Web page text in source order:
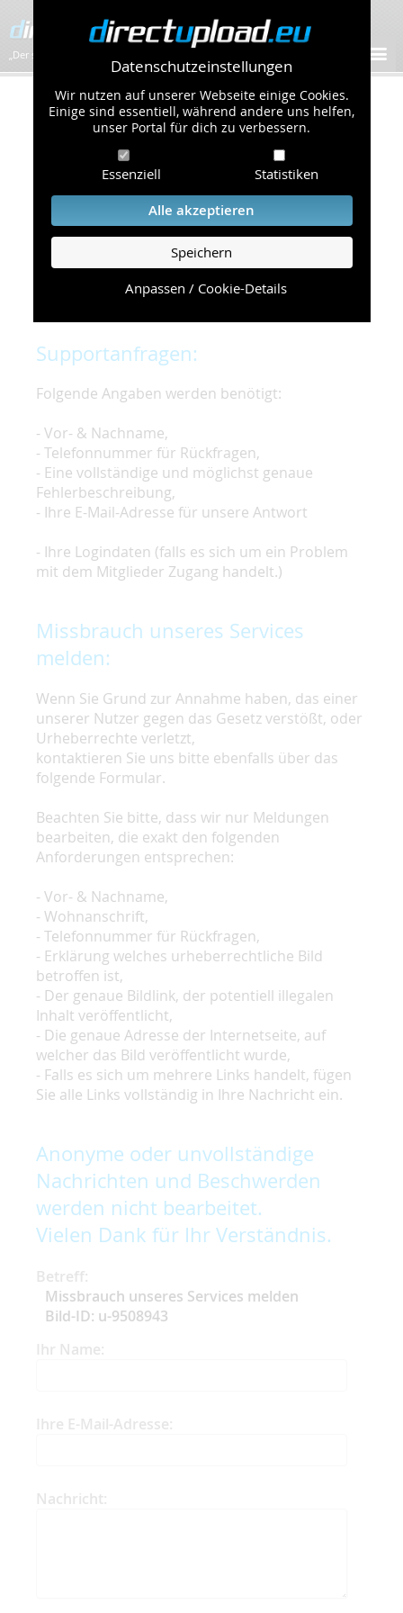
Datenschutzeinstellungen
Wir nutzen auf unserer Webseite einige Cookies.
Einige sind essentiell, während andere uns helfen,
unser Portal für dich zu verbessern.
Essenziell Statistiken
Alle akzeptieren
Speichern
Anpassen / Cookie-Details
„Der schnellste Bilder-Hoster im Web!”
Kontakt & Support
Um eine schnelle und unkomplizierte
Bearbeitung Ihres Problems zu gewährleisten,
bitten wir Sie,
folgende Punkte zu beachten und einzuhalten.
Die schnellste Hilfe finden Sie auf unserer
Seite, die die häufig gestellten Fragen
Supportanfragen:
Folgende Angaben werden benötigt:
- Vor- & Nachname,
- Telefonnummer für Rückfragen,
- Eine vollständige und möglichst genaue
Fehlerbeschreibung,
- Ihre E-Mail-Adresse für unsere Antwort
- Ihre Logindaten (falls es sich um ein Problem
mit dem Mitglieder Zugang handelt.)
Missbrauch unseres Services
melden:
Wenn Sie Grund zur Annahme haben, das einer
unserer Nutzer gegen das Gesetz verstößt, oder
Urheberrechte verletzt,
kontaktieren Sie uns bitte ebenfalls über das
folgende Formular.
Beachten Sie bitte, dass wir nur Meldungen
bearbeiten, die exakt den folgenden
Anforderungen entsprechen:
- Vor- & Nachname,
- Wohnanschrift,
- Telefonnummer für Rückfragen,
- Erklärung welches urheberrechtliche Bild
betroffen ist,
- Der genaue Bildlink, der potentiell illegalen
Inhalt veröffentlicht,
- Die genaue Adresse der Internetseite, auf
welcher das Bild veröffentlicht wurde,
- Falls es sich um mehrere Links handelt, fügen
Sie alle Links vollständig in Ihre Nachricht ein.
Anonyme oder unvollständige
Nachrichten und Beschwerden
werden nicht bearbeitet.
Vielen Dank für Ihr Verständnis.
Betreff:
Missbrauch unseres Services melden
Bild-ID: u-9508943
Ihr Name:
Ihre E-Mail-Adresse:
Nachricht: